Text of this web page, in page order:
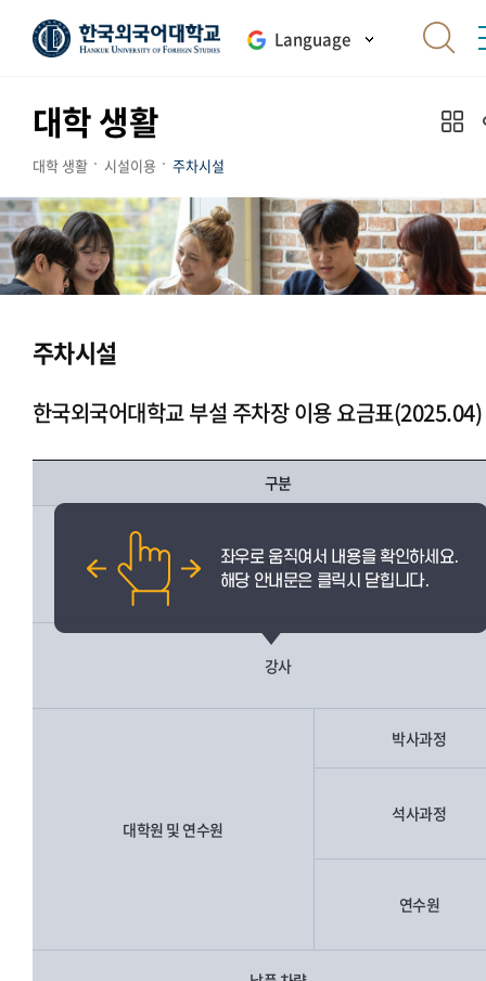
Language
대학 생활
대학 생활 시설이용 주차시설
주차시설
한국외국어대학교 부설 주차장 이용 요금표(2025.04)
구분
교직원
강사
대학원 및 연수원
박사과정
석사과정
연수원